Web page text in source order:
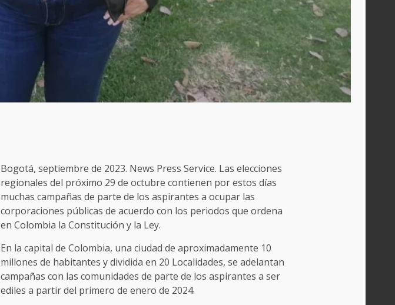
Bogotá, septiembre de 2023. News Press Service. Las elecciones
regionales del próximo 29 de octubre contienen por estos días
muchas campañas de parte de los aspirantes a ocupar las
corporaciones públicas de acuerdo con los periodos que ordena
en Colombia la Constitución y la Ley.
En la capital de Colombia, una ciudad de aproximadamente 10
millones de habitantes y dividida en 20 Localidades, se adelantan
campañas con las comunidades de parte de los aspirantes a ser
ediles a partir del primero de enero de 2024.